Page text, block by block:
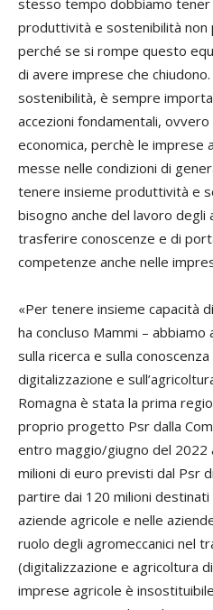
stesso tempo dobbiamo tener
produttività e sostenibilità
perché se si rompe questo
di avere imprese che
sostenibilità, è sempre
accezioni fondamentali,
economica, perchè le imprese
messe nelle condizioni di
tenere insieme produttività e
bisogno anche del lavoro degli
trasferire conoscenze e di
competenze anche nelle
«Per tenere insieme capacità
ha concluso Mammi –
sulla ricerca e sulla
digitalizzazione e
Romagna è stata la prima
proprio progetto Psr dalla
entro maggio/giugno del
milioni di euro previsti dal Psr
partire dai 120 milioni
aziende agricole e nelle
ruolo degli agromeccanici nel
(digitalizzazione e agricoltura
imprese agricole è